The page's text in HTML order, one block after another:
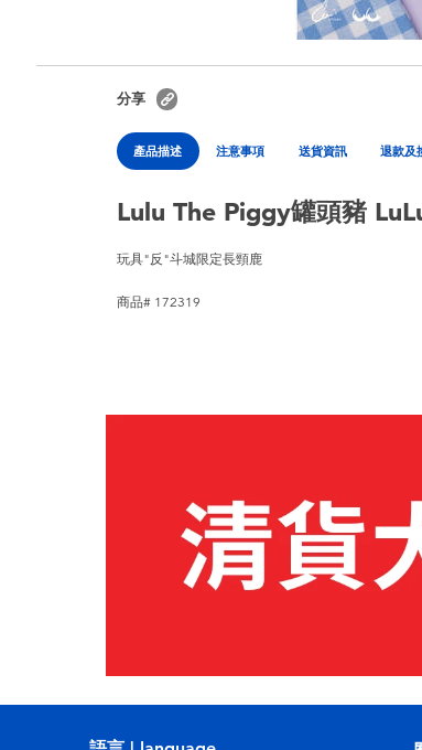
分享
產品描述 注意事項 送貨資訊 退款及
Lulu The Piggy罐頭豬
玩具"反"斗城限定長頸鹿
商品# 172319